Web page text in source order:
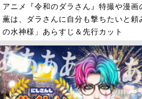
アニメ『令和のダラさん』特撮や漫画
薫は、ダラさんに自分も撃ちたいと頼
の水神様」あらすじ＆先行カット